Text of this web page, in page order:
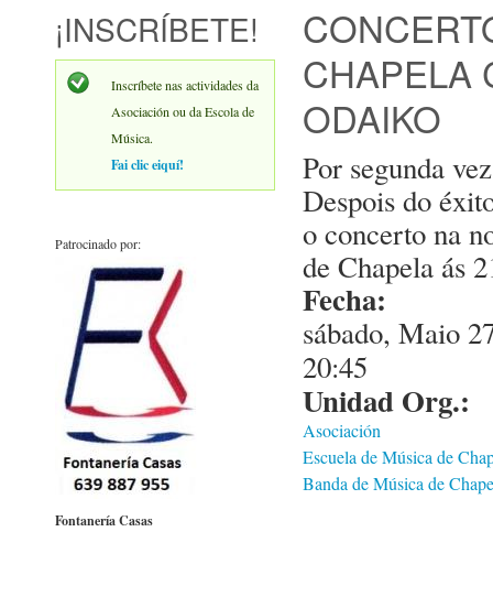
¡INSCRÍBETE!
Inscríbete nas actividades da
Asociación ou da Escola de
Música.
Fai clic eiquí!
Patrocinado por:
Fontanería Casas
CHAPELA
ODAIKO
Por segunda
Despois do
o concerto na
de Chapela ás
Fecha:
sábado, Maio
20:45
Unidad Org.:
Asociación
Escuela de Música de
Banda de Música de